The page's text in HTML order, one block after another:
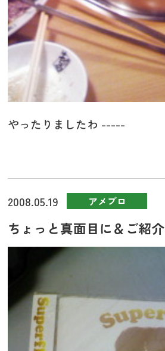
やったりましたわ -----
2008.05.19 アメブロ
ちょっと真面目に＆ご紹介